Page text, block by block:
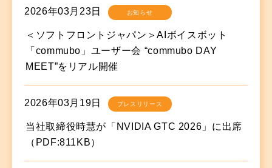
2026年03月23日 お知らせ
＜ソフトフロントジャパン＞AIボイスボット
「commubo」ユーザー会 “commubo DAY
MEET”をリアル開催
2026年03月19日 プレスリリース
当社取締役時慧が「NVIDIA GTC 2026」に出席
（PDF:811KB）